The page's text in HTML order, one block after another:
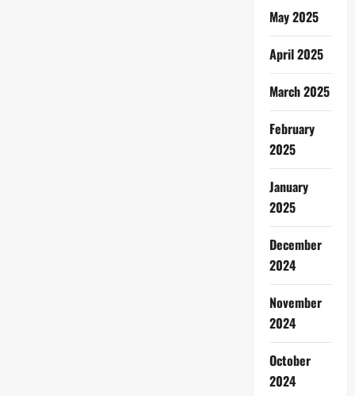
May 2025
April 2025
March 2025
February
2025
January
2025
December
2024
November
2024
October
2024